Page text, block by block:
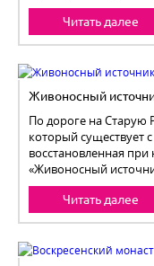
Читать далее
Живоносный
По дороге на Старую
который существует
восстановленная
«Живоносный
Читать далее